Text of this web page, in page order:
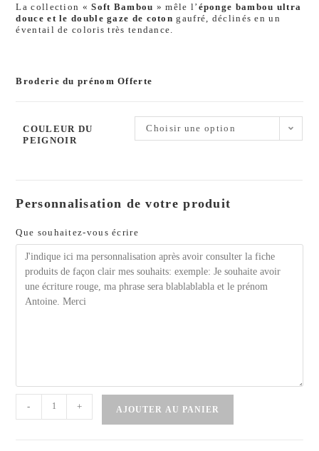
La collection «Soft Bambou » mêle l’ éponge bambou ultra
douce et le double gaze de coton gaufré, déclinés en un
éventail de coloris très tendance.
Broderie du prénom Offerte
COULEUR DU
PEIGNOIR
Choisir une option
Personnalisation de votre produit
Que souhaitez-vous écrire
- + AJOUTER AU PANIER